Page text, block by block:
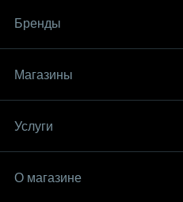
Бренды
Магазины
Услуги
О магазине